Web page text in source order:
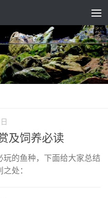
及饲养必读
玩的鱼种，下面给大家总结
处：